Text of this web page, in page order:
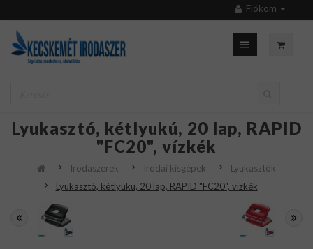
Fiókom
Lyukasztó, kétlyukú, 20 lap, RAPID
"FC20", vízkék
Irodaszerek Irodai kisgépek
Lyukasztók
Lyukasztó, kétlyukú, 20 lap, RAPID "FC20", vízkék